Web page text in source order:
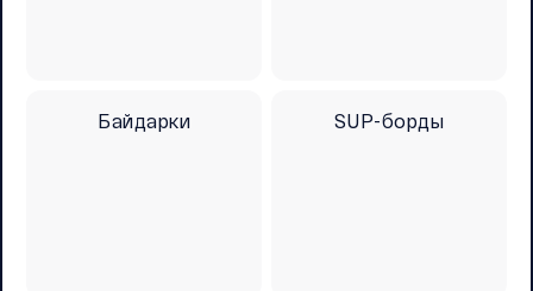
Байдарки SUP-борды